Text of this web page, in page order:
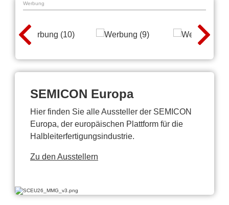
Werbung
SEMICON Europa
Hier finden Sie alle Aussteller der SEMICON
Europa, der europäischen Plattform für die
Halbleiterfertigungsindustrie.
Zu den Ausstellern